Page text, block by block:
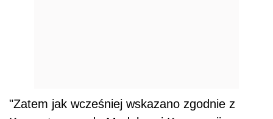
"Zatem jak wcześniej wskazano zgodnie z